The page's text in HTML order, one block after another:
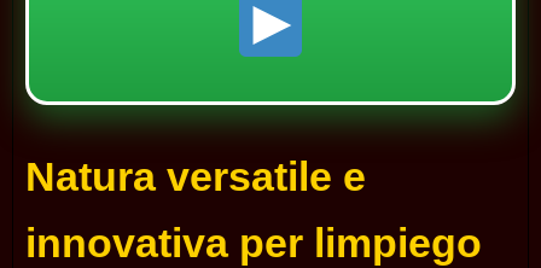
Natura versatile e
innovativa per limpiego